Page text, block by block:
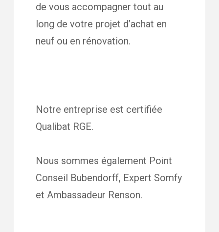
de vous accompagner tout au
long de votre projet d’achat en
neuf ou en rénovation.
Notre entreprise est certifiée
Qualibat RGE.
Nous sommes également Point
Conseil Bubendorff, Expert Somfy
et Ambassadeur Renson.